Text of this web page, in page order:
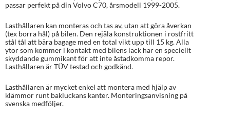
passar perfekt på din Volvo C70, årsmodell 1999-2005.
Lasthållaren kan monteras och tas av, utan att göra åverkan
(tex borra hål) på bilen. Den rejäla konstruktionen i rostfritt
stål tål att bära bagage med en total vikt upp till 15 kg. Alla
ytor som kommer i kontakt med bilens lack har en speciellt
skyddande gummikant för att inte åstadkomma repor.
Lasthållaren är TÜV testad och godkänd.
Lasthållaren är mycket enkel att montera med hjälp av
klämmor runt bakluckans kanter. Monteringsanvisning på
svenska medföljer.